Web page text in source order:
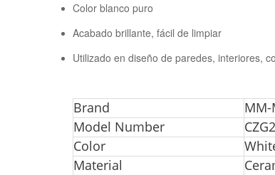
Color blanco puro
Acabado brillante, fácil de limpiar
Utilizado en diseño de paredes, interiores,
Brand
MM-
Model Number
Color
Material